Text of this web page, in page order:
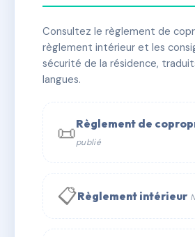
✓ Immatriculée 🏠 41 lots 🏗
📞 Contacter Syndic Digital
Consultez le règlement de
règlement intérieur et les
sécurité de la résidence,
langues.
📜Règlement de
publié
📋Règlement intérieur